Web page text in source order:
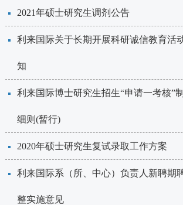
2021年硕士研究生调剂公告
利来国际关于长期开展科研诚信教育活
知
利来国际博士研究生招生“申请一考核”
细则(暂行)
2020年硕士研究生复试录取工作方案
利来国际系（所、中心）负责人新聘期
整实施意见